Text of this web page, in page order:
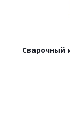
Сварочный